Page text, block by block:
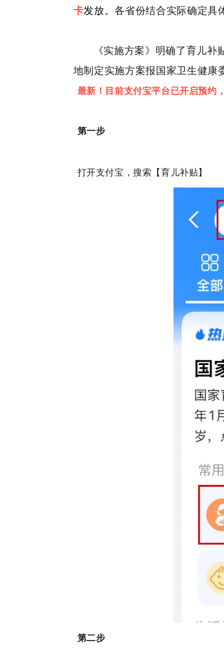
卡发放。各省份结合实际确定具
《实施方案》明确了育儿
地制定实施方案报国家卫生健康
最新！目前支付宝平台已开启预约
第一步
打开支付宝，搜索【育儿补贴】
第二步